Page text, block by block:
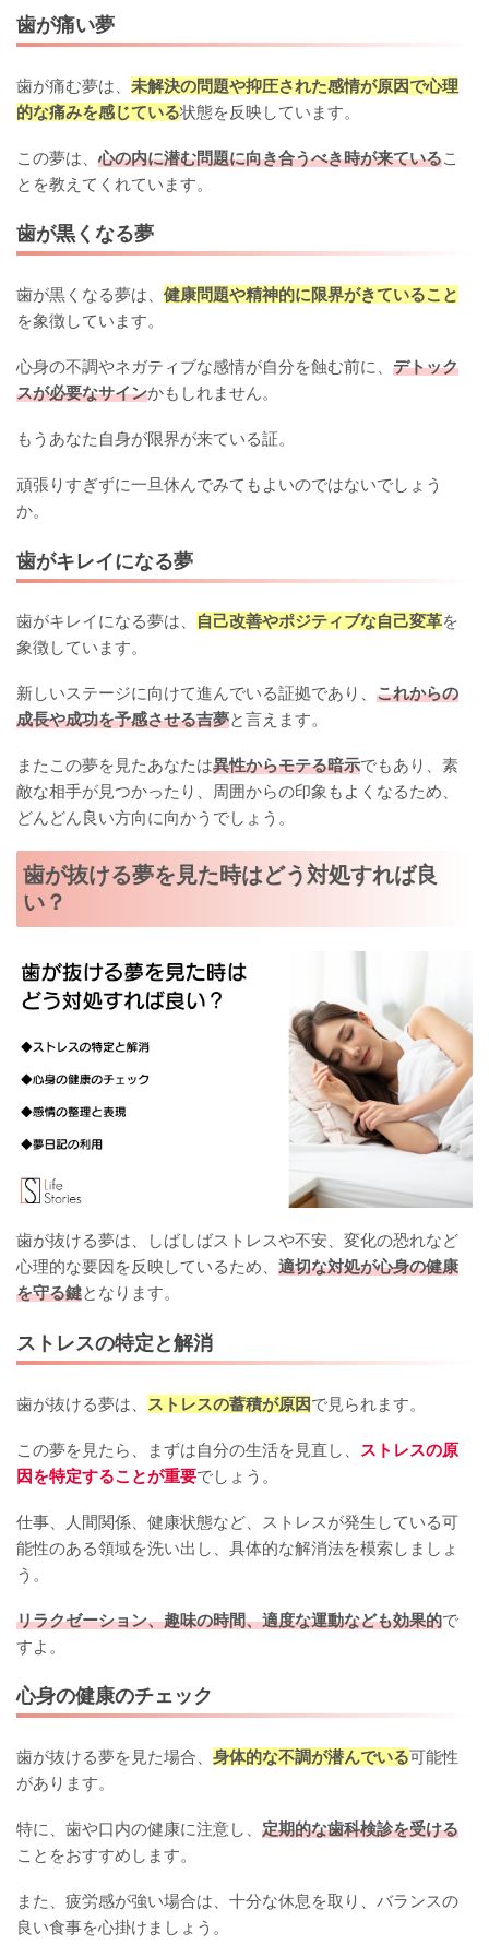
歯が痛い夢
歯が痛む夢は、 未解決の問題や抑圧された感情が原因で心理
的な痛みを感じている状態を反映しています。
この夢は、心の内に潜む問題に向き合うべき時が来ているこ
とを教えてくれています。
歯が黒くなる夢
歯が黒くなる夢は、 健康問題や精神的に限界がきていること
を象徴しています。
心身の不調やネガティブな感情が自分を蝕む前に、 デトック
スが必要なサインかもしれません。
もうあなた自身が限界が来ている証。
頑張りすぎずに一旦休んでみてもよいのではないでしょう
か。
歯がキレイになる夢
歯がキレイになる夢は、 自己改善やポジティブな自己変革を
象徴しています。
新しいステージに向けて進んでいる証拠であり、 これからの
成長や成功を予感させる吉夢と言えます。
またこの夢を見たあなたは異性からモテる暗示でもあり、素
敵な相手が見つかったり、周囲からの印象もよくなるため、
どんどん良い方向に向かうでしょう。
歯が抜ける夢を見た時はどう対処すれば良
い？
歯が抜ける夢は、しばしばストレスや不安、変化の恐れなど
心理的な要因を反映しているため、 適切な対処が心身の健康
を守る鍵となります。
ストレスの特定と解消
歯が抜ける夢は、 ストレスの蓄積が原因で見られます。
この夢を見たら、まずは自分の生活を見直し、
ストレスの原
因を特定することが重要でしょう。
仕事、人間関係、健康状態など、ストレスが発生している可
能性のある領域を洗い出し、具体的な解消法を模索しましょ
う。
リラクゼーション、趣味の時間、適度な運動なども効果的で
すよ。
心身の健康のチェック
歯が抜ける夢を見た場合、 身体的な不調が潜んでいる可能性
があります。
特に、歯や口内の健康に注意し、 定期的な歯科検診を受ける
ことをおすすめします。
また、疲労感が強い場合は、十分な休息を取り、バランスの
良い食事を心掛けましょう。